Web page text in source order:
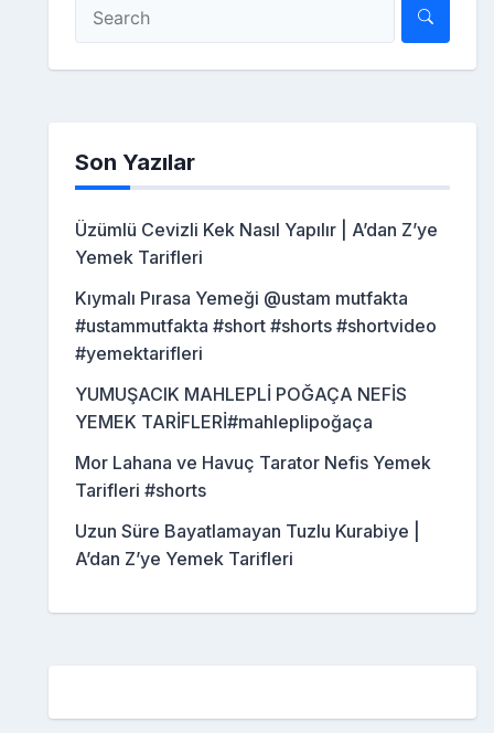
Son Yazılar
Üzümlü Cevizli Kek Nasıl Yapılır | A’dan Z’ye
Yemek Tarifleri
Kıymalı Pırasa Yemeği @ustam mutfakta
#ustammutfakta #short #shorts #shortvideo
#yemektarifleri
YUMUŞACIK MAHLEPLİ POĞAÇA NEFİS
YEMEK TARİFLERİ#mahleplipoğaça
Mor Lahana ve Havuç Tarator Nefis Yemek
Tarifleri #shorts
Uzun Süre Bayatlamayan Tuzlu Kurabiye |
A’dan Z’ye Yemek Tarifleri